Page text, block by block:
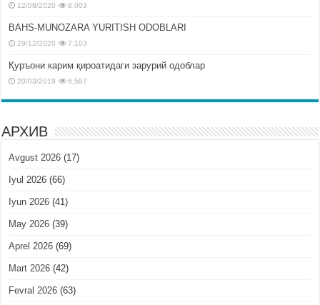
12/08/2020 8,003
BAHS-MUNOZARA YURITISH ODOBLARI
29/12/2020 7,103
Қуръони карим қироатидаги зарурий одоблар
20/03/2019 6,587
АРХИВ
Avgust 2026 (17)
Iyul 2026 (66)
Iyun 2026 (41)
May 2026 (39)
Aprel 2026 (69)
Mart 2026 (42)
Fevral 2026 (63)